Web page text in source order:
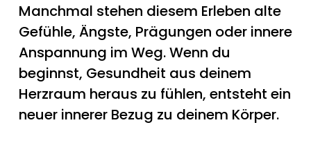
Manchmal stehen diesem Erleben alte
Gefühle, Ängste, Prägungen oder innere
Anspannung im Weg. Wenn du
beginnst, Gesundheit aus deinem
Herzraum heraus zu fühlen, entsteht ein
neuer innerer Bezug zu deinem Körper.